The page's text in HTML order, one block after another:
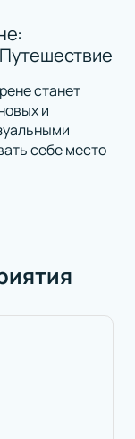
станет
и
себе место